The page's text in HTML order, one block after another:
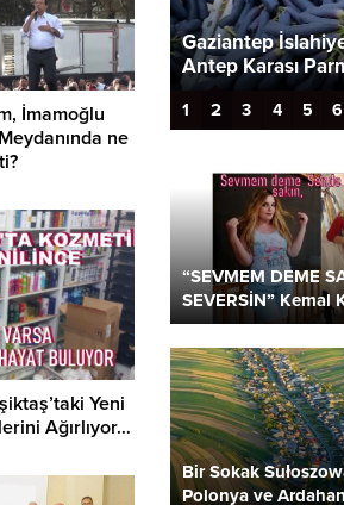
İmamoğlu
ne
Yeni
Ağırlıyor…
Biyografi…
Gaziantep
Antep Karası
1 2 3 4 5 6
“SEVMEM DEME
SEVERSİN” Kemal
Parlar
Bir Sokak
Polonya ve